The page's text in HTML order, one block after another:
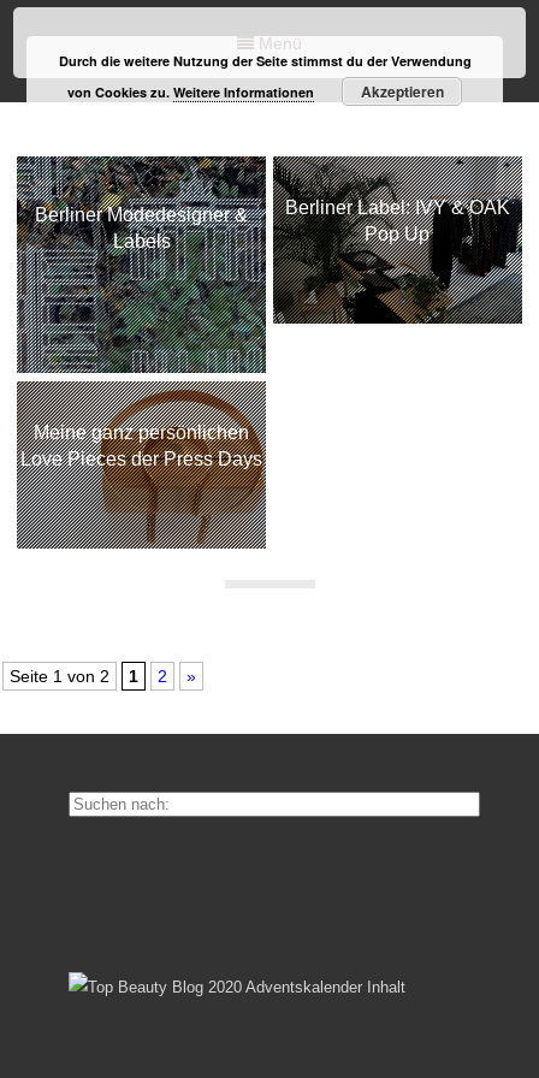
Menü
Berliner Modedesigner &
Labels
Berliner Label: IVY & OAK
Pop Up
Meine ganz persönlichen
Love Pieces der Press Days
Seite 1 von 2 1 2 »
Durch die weitere Nutzung der Seite stimmst du der Verwendung
von Cookies zu.Weitere Informationen Akzeptieren